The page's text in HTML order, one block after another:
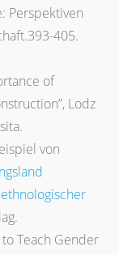
Perspektiven
405.
of
Lodz
von
Teach Gender